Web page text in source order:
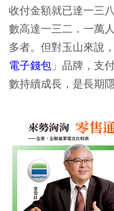
收付金額就已達一三
數高達一三二．一萬
多者。但對玉山來說
電子錢包 」品牌，支
數持續成長，是長期隱